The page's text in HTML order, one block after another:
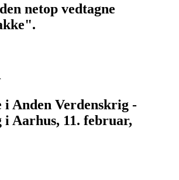
netop vedtagne
i Anden Verdenskrig -
i Aarhus, 11. februar,